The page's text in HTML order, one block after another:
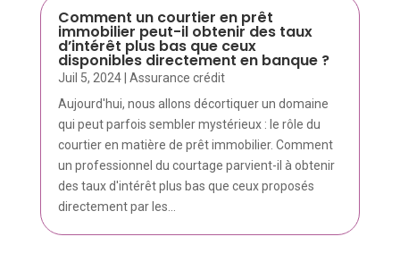
Comment un courtier en prêt
immobilier peut-il obtenir des taux
d’intérêt plus bas que ceux
disponibles directement en banque ?
Juil 5, 2024| Assurance crédit
Aujourd'hui, nous allons décortiquer un domaine
qui peut parfois sembler mystérieux : le rôle du
courtier en matière de prêt immobilier. Comment
un professionnel du courtage parvient-il à obtenir
des taux d'intérêt plus bas que ceux proposés
directement par les...